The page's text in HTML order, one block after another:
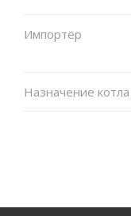
Импортёр
Назначение котла